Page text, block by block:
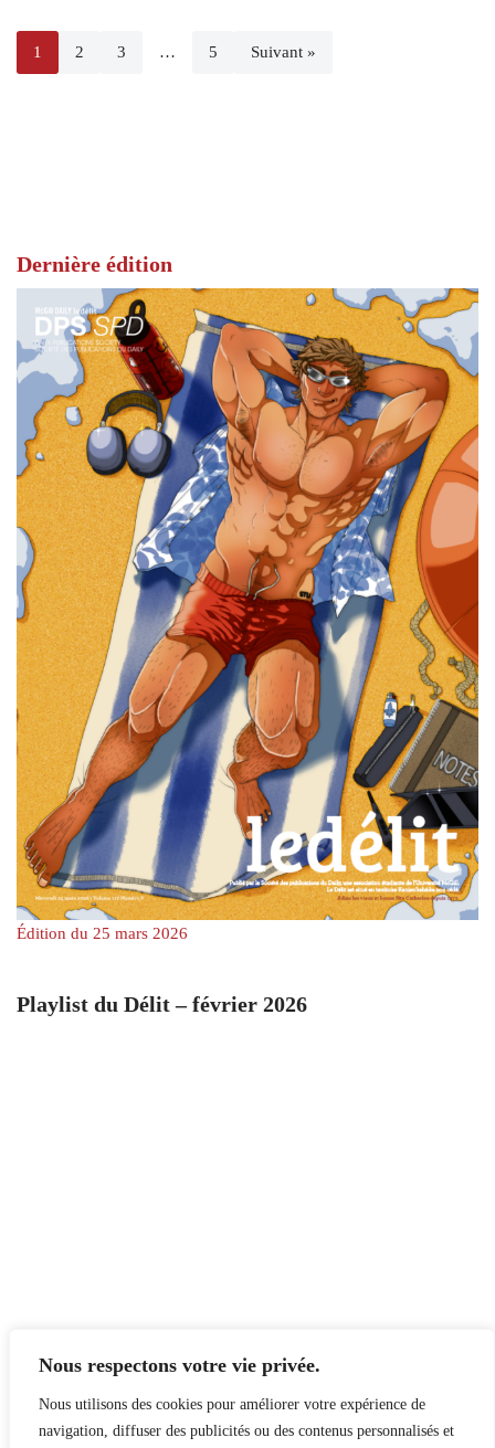
Nous respectons votre vie privée.
Nous utilisons des cookies pour améliorer votre expérience de
navigation, diffuser des publicités ou des contenus personnalisés et
1 2 3 … 5 Suivant »
Dernière édition
Édition du 25 mars 2026
Playlist du Délit – février 2026